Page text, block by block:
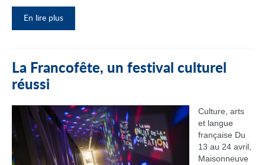
En lire plus
La Francofête, un festival culturel
réussi
Culture, arts
et langue
française Du
13 au 24 avril,
Maisonneuve